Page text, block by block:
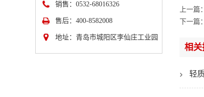
销售：0532-68016326
售后：400-8582008
地址：青岛市城阳区李仙庄工业园
上一篇：
下一篇：
相关
轻